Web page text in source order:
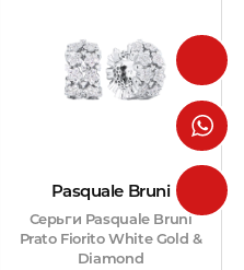
Pasquale Bruni
Серьги Pasquale Bruni
Рrаtо Fiorito White Gold &
Diamond